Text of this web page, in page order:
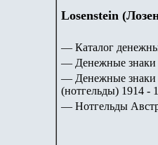
Losenstein
— Каталог
— Денежные знаки
— Денежные знаки
(нотгельды) 1914 -
— Нотгельды